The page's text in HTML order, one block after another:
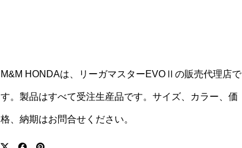
M&M HONDAは、リーガマスターEVOⅡの販売代理店で
す。製品はすべて受注生産品です。サイズ、カラー、価
格、納期はお問合せください。